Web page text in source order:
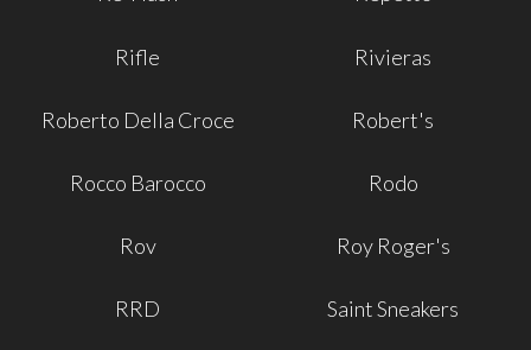
Rifle Rivieras
Roberto Della Croce Robert's
Rocco Barocco Rodo
Rov Roy Roger's
RRD Saint Sneakers